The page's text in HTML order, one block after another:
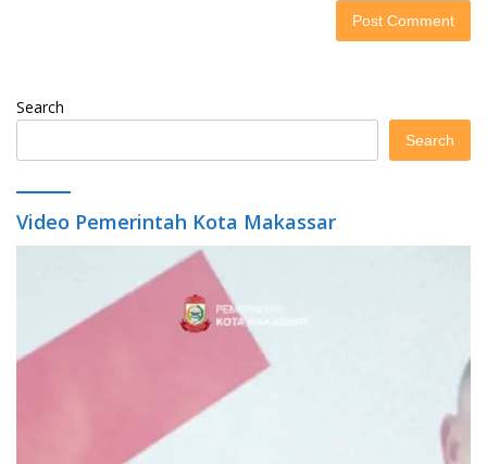
Search
Search
Video Pemerintah Kota Makassar